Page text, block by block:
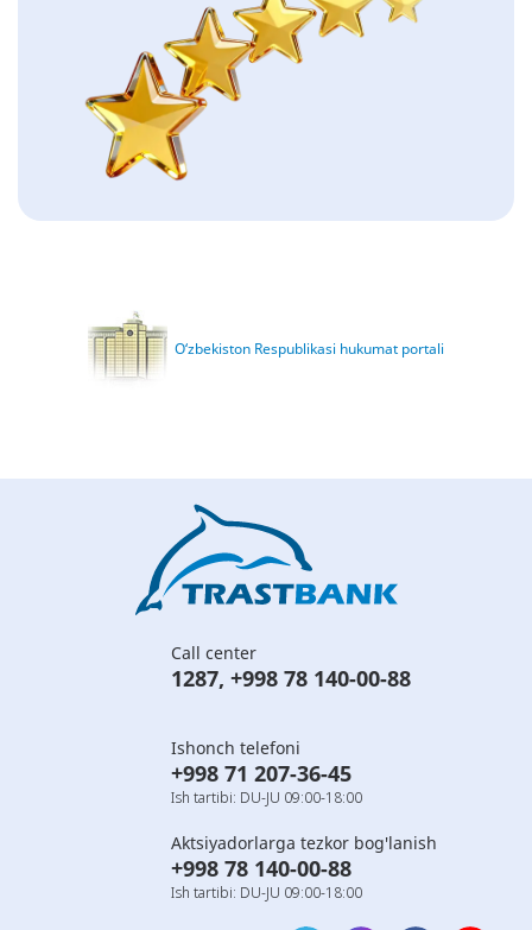
O‘zbekiston Respublikasi hukumat portali
Call center
1287, +998 78 140-00-88
Ishonch telefoni
+998 71 207-36-45
Ish tartibi: DU-JU 09:00-18:00
Aktsiyadorlarga tezkor bog'lanish
+998 78 140-00-88
Ish tartibi: DU-JU 09:00-18:00